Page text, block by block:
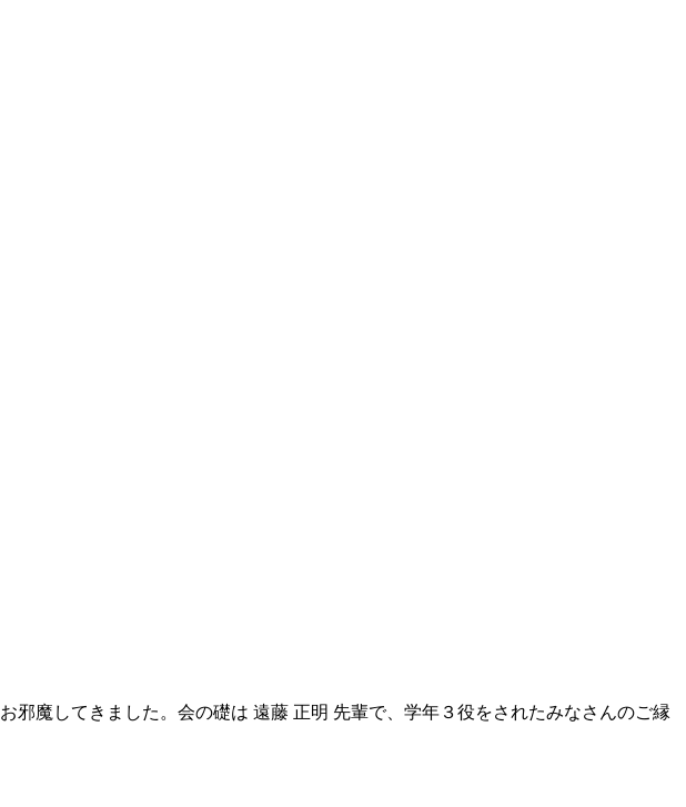
魔してきました。会の礎は 遠藤 正明 先輩で、学年３役をされたみなさんのご縁